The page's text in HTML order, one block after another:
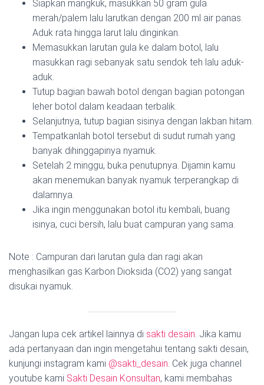
Siapkan mangkuk, masukkan 50 gram gula
merah/palem lalu larutkan dengan 200 ml air panas.
Aduk rata hingga larut lalu dinginkan.
Memasukkan larutan gula ke dalam botol, lalu
masukkan ragi sebanyak satu sendok teh lalu aduk-
aduk.
Tutup bagian bawah botol dengan bagian potongan
leher botol dalam keadaan terbalik.
Selanjutnya, tutup bagian sisinya dengan lakban hitam.
Tempatkanlah botol tersebut di sudut rumah yang
banyak dihinggapinya nyamuk.
Setelah 2 minggu, buka penutupnya. Dijamin kamu
akan menemukan banyak nyamuk terperangkap di
dalamnya.
Jika ingin menggunakan botol itu kembali, buang
isinya, cuci bersih, lalu buat campuran yang sama.
Note : Campuran dari larutan gula dan ragi akan
menghasilkan gas Karbon Dioksida (CO2) yang sangat
disukai nyamuk.
Jangan lupa cek artikel lainnya di sakti desain. Jika kamu
ada pertanyaan dan ingin mengetahui tentang sakti desain,
kunjungi instagram kami @sakti_desain. Cek juga channel
youtube kami Sakti Desain Konsultan, kami membahas